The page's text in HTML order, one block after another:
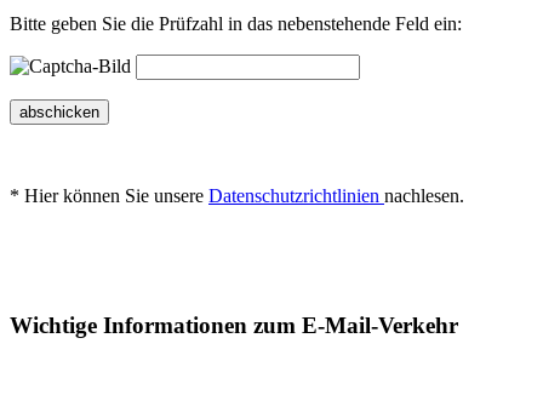
Bitte geben Sie die Prüfzahl in das nebenstehende Feld ein:
abschicken
* Hier können Sie unsere Datenschutzrichtlinien nachlesen.
Wichtige Informationen zum E-Mail-Verkehr